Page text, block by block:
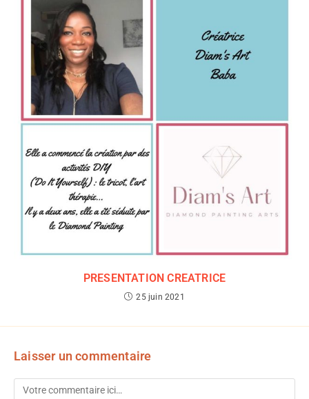
PRESENTATION CREATRICE
25 juin 2021
Laisser un commentaire